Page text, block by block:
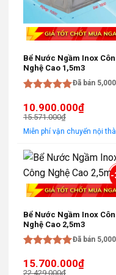
Bể Nước Ngầm Inox
Nghệ Cao 1,5m3
hạng55
sao
Đã bán
15.571.000₫
Giá
gốc
15.571.000₫.
10.900.000₫
Giá
hiện
là:
10.900.000₫.
-
Bể Nước Ngầm Inox
Nghệ Cao 2,5m3
hạng55
Đã bán
22.429.000₫
15.700.000₫